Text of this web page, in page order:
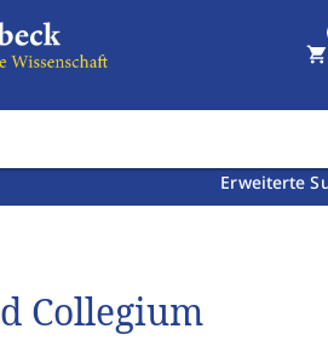
Erweiterte
shopping_cart
Collegium